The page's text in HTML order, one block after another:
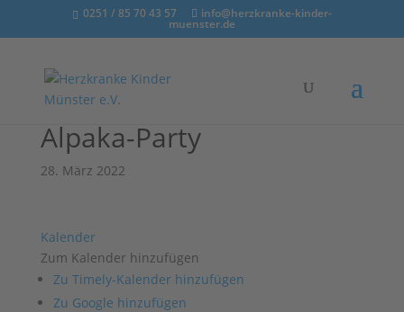
0251 / 85 70 43 57 info@herzkranke-kinder-
muenster.de
Alpaka-Party
28. März 2022
Kalender
Zum Kalender hinzufügen
Zu Timely-Kalender hinzufügen
Zu Google hinzufügen